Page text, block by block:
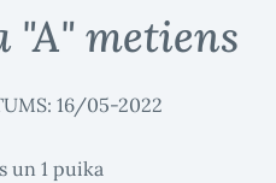
"A" metiens
16/05-2022
un 1 puika